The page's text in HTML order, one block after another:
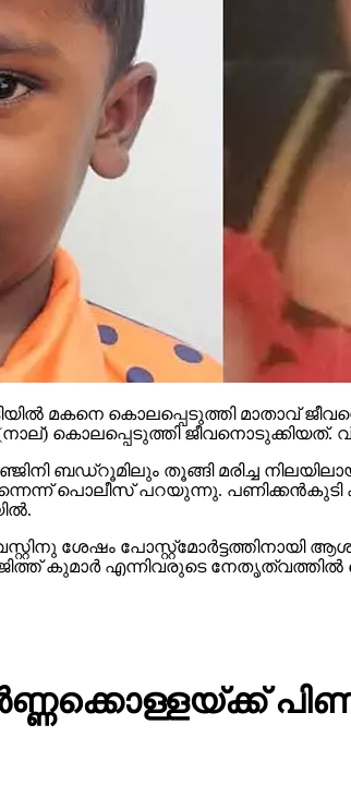
മകനെ കൊലപ്പെടുത്തി മാതാവ്
കൊലപ്പെടുത്തി ജീവനൊടുക്കിയത്.
ബഡ്‌റൂമിലും തൂങ്ങി മരിച്ച
പൊലീസ് പറയുന്നു. പണിക്കന്‍കുടി
ശേഷം
കുമാര്‍ എന്നിവരുടെ